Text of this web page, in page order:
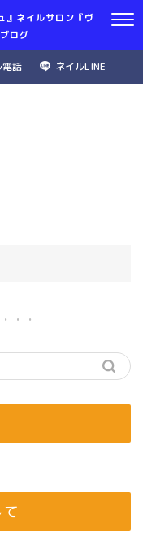
』ネイルサロン『ヴ
ログ
電話 ネイルLINE